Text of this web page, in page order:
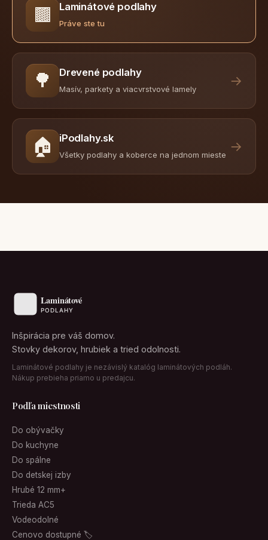
🟫 Laminátové podlahy
Práve ste tu
🌳 Drevené podlahy
Masív, parkety a viacvrstvové lamely
→
🏠 iPodlahy.sk
Všetky podlahy a koberce na jednom mieste
→
Inšpirácia pre váš domov.
Stovky dekorov, hrubiek a tried odolnosti.
Laminátové podlahy je nezávislý katalóg laminátových podláh.
Nákup prebieha priamo u predajcu.
Podľa miestnosti
Do obývačky
Do kuchyne
Do spálne
Do detskej izby
Hrubé 12 mm+
Trieda AC5
Vodeodolné
Cenovo dostupné 🏷